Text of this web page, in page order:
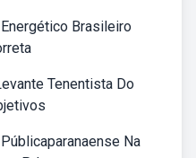
Brasileiro
Tenentista Do
Na